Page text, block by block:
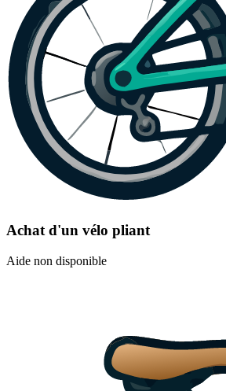
Achat d'un vélo pliant
Aide non disponible